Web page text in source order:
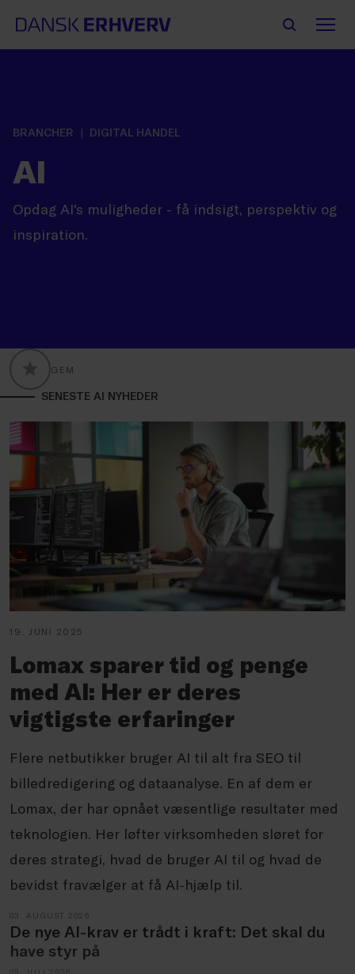
BRANCHER DIGITAL HANDEL
AI
Opdag AI's muligheder - få indsigt, perspektiv og
inspiration.
GEM
GLOBALLABELS::FAVORITE
SENESTE AI NYHEDER
19. JUNI 2025
Lomax sparer tid og penge
med AI: Her er deres
vigtigste erfaringer
Flere netbutikker bruger AI til alt fra SEO til
billedredigering og dataanalyse. En af dem er
Lomax, der har opnået væsentlige resultater med
teknologien. Her løfter virksomheden sløret for
deres strategi, hvad de bruger AI til og hvad de
bevidst fravælger at få AI-hjælp til.
03. AUGUST 2026
De nye AI-krav er trådt i kraft: Det skal du
have styr på